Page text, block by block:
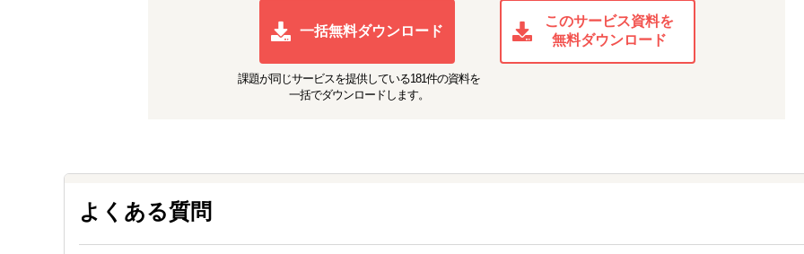
一括無料ダウンロード
このサービス資料を
無料ダウンロード
課題が同じサービスを提供している181件の資料を
一括でダウンロードします。
よくある質問